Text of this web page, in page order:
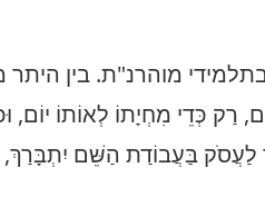
מוהרנ"ת. בין
רַק כְּדֵי מִחְיָתוֹ לְאוֹתוֹ יוֹם,
בַּעֲבוֹדַת הַשֵּׁם יִתְבָּרַךְ,